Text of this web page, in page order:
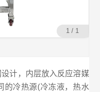
1 / 1
计，内层放入反应溶媒
的冷热源(冷冻液，热水